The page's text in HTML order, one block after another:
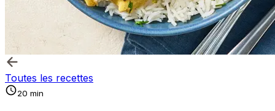
Toutes les recettes
20 min